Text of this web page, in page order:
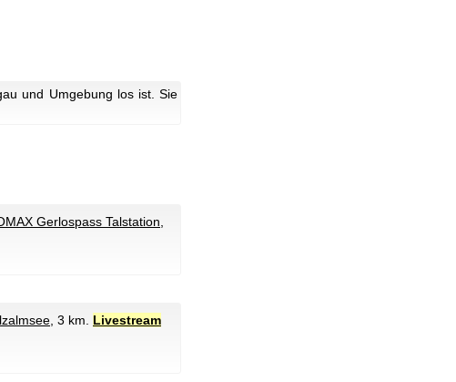
und Umgebung los ist. Sie
Gerlospass Talstation
, 3 km. Livestream